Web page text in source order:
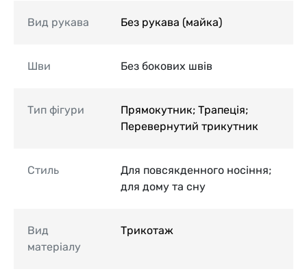
Вид рукава Без рукава (майка)
Шви Без бокових швів
Тип фігури
Прямокутник; Трапеція;
Перевернутий трикутник
Стиль
Для повсякденного носіння;
для дому та сну
Вид
матеріалу
Трикотаж